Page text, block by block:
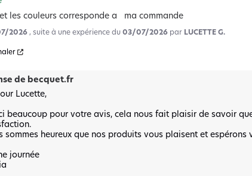
les couleurs corresponde a   ma commande
2026 , suite à une expérience du03/07/2026 par LUCETTE G.
de becquet.fr
Lucette,
beaucoup pour votre avis, cela nous fait plaisir de savoir
sommes heureux que nos produits vous plaisent et
journée